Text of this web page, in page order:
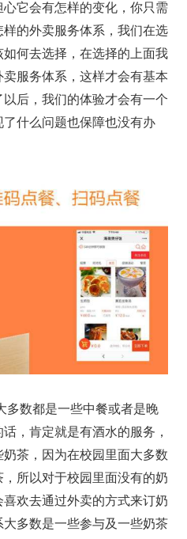
它会有怎样的变化，你只需
的外卖服务体系，我们在选
何去选择，在选择的上面我
服务体系，这样才会有基本
后，我们的体验才会有一个
什么问题也保障也没有办
多数都是一些中餐或者是晚
，肯定就是有酒水的服务，
茶，因为在校园里面大多数
所以对于校园里面没有的奶
欢去通过外卖的方式来订奶
多数是一些参与及一些奶茶